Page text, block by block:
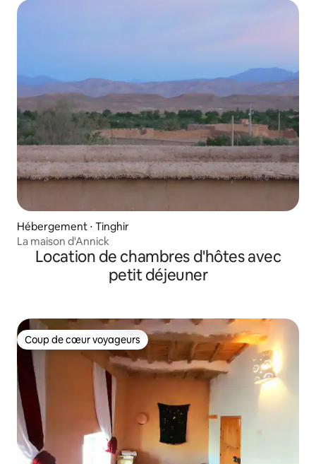
Hébergement ⋅ Tinghir
La maison d'Annick
Location de chambres d'hôtes avec
petit déjeuner
Coup de cœur voyageurs
Coup de cœur voyageurs